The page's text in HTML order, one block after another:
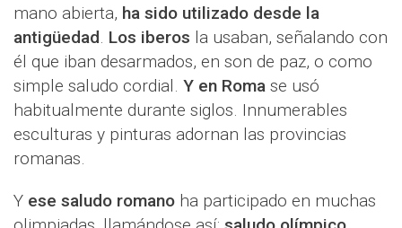
mano abierta, ha sido utilizado desde la
antigüedad. Los iberos la usaban, señalando con
él que iban desarmados, en son de paz, o como
simple saludo cordial. Y en Roma se usó
habitualmente durante siglos. Innumerables
esculturas y pinturas adornan las provincias
romanas.
Y ese saludo romano ha participado en muchas